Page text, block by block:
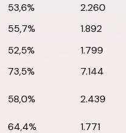
53,6%
2.260
55,7%
1.892
52,5%
1.799
73,5%
7.144
58,0%
2.439
64,4%
1.771